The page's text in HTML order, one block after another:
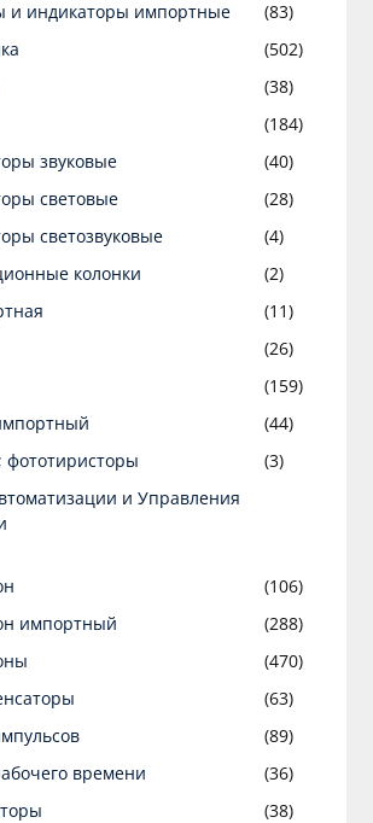
и индикаторы импортные
(83)
(502)
(38)
(184)
звуковые
(40)
световые
(28)
светозвуковые
(4)
колонки
(2)
(11)
(26)
(159)
(44)
фототиристоры
(3)
и Управления
(106)
импортный
(288)
(470)
(63)
(89)
времени
(36)
(38)